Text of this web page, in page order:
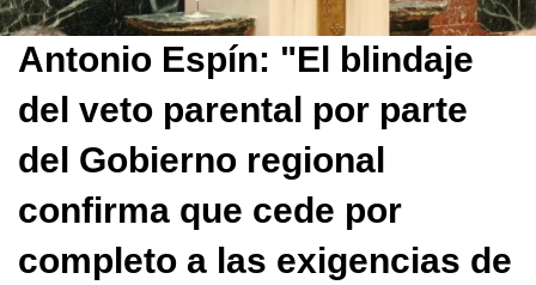
Antonio Espín: "El blindaje
del veto parental por parte
del Gobierno regional
confirma que cede por
completo a las exigencias de